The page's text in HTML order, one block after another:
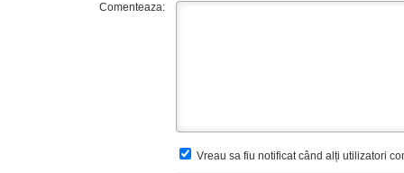
Comenteaza:
Vreau sa fiu notificat când alți utilizatori